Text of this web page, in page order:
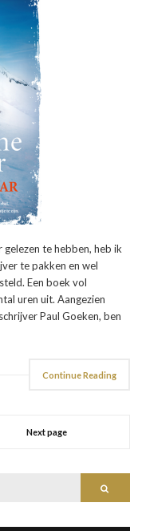
gelezen te hebben, heb ik
te pakken en wel
Een boek vol
uren uit. Aangezien
Paul Goeken, ben
Continue Reading
Next page